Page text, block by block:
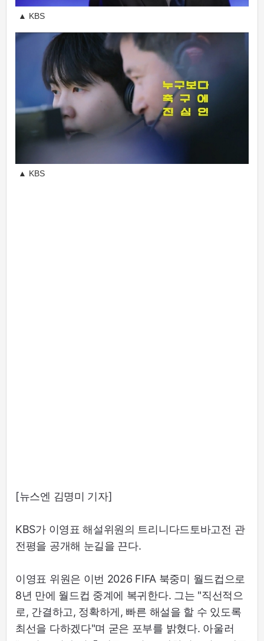
▲ KBS
▲ KBS
[뉴스엔 김명미 기자]
KBS가 이영표 해설위원의 트리니다드토바고전 관
전평을 공개해 눈길을 끈다.
이영표 위원은 이번 2026 FIFA 북중미 월드컵으로
8년 만에 월드컵 중계에 복귀한다. 그는 "직선적으
로, 간결하고, 정확하게, 빠른 해설을 할 수 있도록
최선을 다하겠다"며 굳은 포부를 밝혔다. 아울러